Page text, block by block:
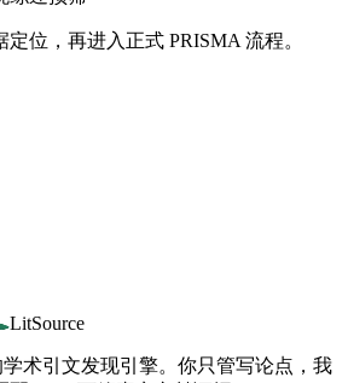
位，再进入正式 PRISMA 流程。
LitSource
术引文发现引擎。你只管写论点，我